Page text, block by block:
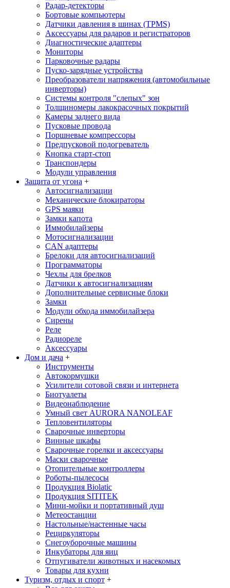
Радар-детекторы
Бортовые компьютеры
Датчики давления в шинах (TPMS)
Аксессуары для радаров и регистраторов
Диагностические адаптеры
Мониторы
Парковочные радары
Пуско-зарядные устройства
Преобразователи напряжения (автомобильные
инверторы)
Системы контроля "слепых" зон
Толщиномеры лакокрасочных покрытий
Камеры заднего вида
Пусковые провода
Поршневые компрессоры
Предпусковой подогреватель
Кнопка старт-стоп
Транспондеры
Модули управления
Защита от угона +
Автосигнализации
Механические блoкираторы
GPS маяки
Замки капота
Иммобилайзеры
Мотосигнализации
CAN адаптеры
Брелоки для автосигнализаций
Программаторы
Чехлы для брелков
Датчики к автосигнализациям
Дополнительные сервисные блоки
Замки
Модули обхода иммобилайзера
Сирены
Реле
Радиореле
Аксессуары
Дом и дача +
Инструменты
Автокормушки
Усилители сотовой связи и интернета
Биотуалеты
Видеонаблюдение
Умный свет AURORA NANOLEAF
Тепловентиляторы
Сварочные инверторы
Винные шкафы
Сварочные горелки и аксессуары
Маски сварочные
Отопительные контроллеры
Роботы-пылесосы
Продукция Biolatic
Продукция SITITEK
Мини-мойки и портативный душ
Метеостанции
Настольные/настенные часы
Рециркуляторы
Снегоуборочные машины
Инкубаторы для яиц
Отпугиватели животных и насекомых
Товары для кухни
Туризм, отдых и спорт +